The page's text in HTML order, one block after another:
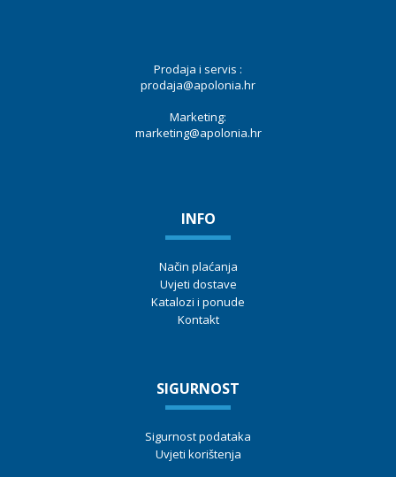
Prodaja i servis :
prodaja@apolonia.hr
Marketing:
marketing@apolonia.hr
INFO
Način plaćanja
Uvjeti dostave
Katalozi i ponude
Kontakt
SIGURNOST
Sigurnost podataka
Uvjeti korištenja